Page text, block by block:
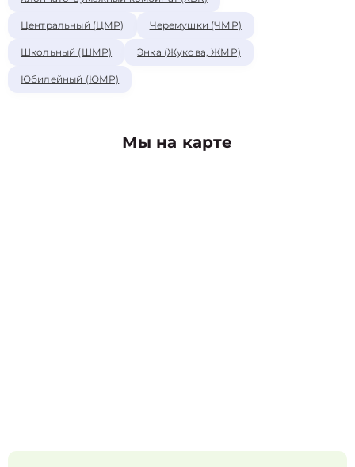
Центральный (ЦМР) Черемушки (ЧМР)
Школьный (ШМР) Энка (Жукова, ЖМР)
Юбилейный (ЮМР)
Мы на карте